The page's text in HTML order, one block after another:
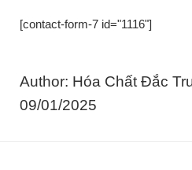
[contact-form-7 id="1116"]
Author: Hóa Chất Đắc
09/01/2025